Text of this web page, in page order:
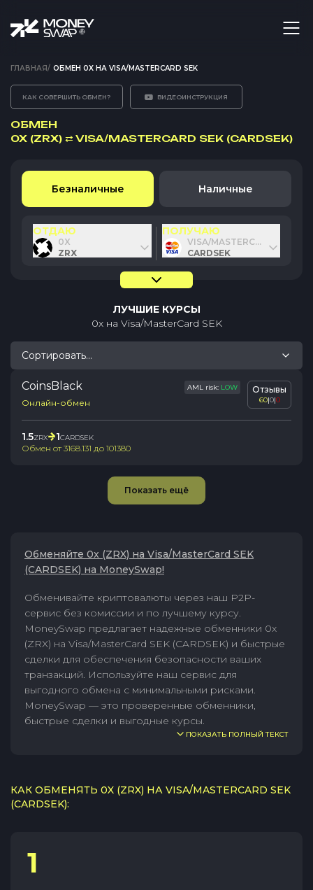
ГЛАВНАЯ/ ОБМЕН 0X НА VISA/MASTERCARD SEK
КАК СОВЕРШИТЬ ОБМЕН? ВИДЕОИНСТРУКЦИЯ
ОБМЕН
0X (ZRX) ⇄ VISA/MASTERCARD SEK (CARDSEK)
Безналичные Наличные
ОТДАЮ
0X
ZRX
ПОЛУЧАЮ
VISA/MASTERCARD SEK
CARDSEK
ЛУЧШИЕ КУРСЫ
0xна Visa/MasterCard SEK
Сортировать...
CoinsBlack AML risk: LOW
Онлайн-обмен
Отзывы
60|0|0
1.5ZRX 1CARDSEK
Обмен от3168.131 до 101380
Показать ещё
Обменяйте 0x (ZRX) на Visa/MasterCard SEK
(CARDSEK) на MoneySwap!
Обменивайте криптовалюты через наш P2P-
сервис без комиссии и по лучшему курсу.
MoneySwap предлагает надежные обменники 0x
(ZRX) на Visa/MasterCard SEK (CARDSEK) и быстрые
сделки для обеспечения безопасности ваших
транзакций. Используйте наш сервис для
выгодного обмена с минимальными рисками.
MoneySwap — это проверенные обменники,
быстрые сделки и выгодные курсы.
ПОКАЗАТЬ ПОЛНЫЙ ТЕКСТ
КАК ОБМЕНЯТЬ 0X (ZRX) НА VISA/MASTERCARD SEK
(CARDSEK):
1